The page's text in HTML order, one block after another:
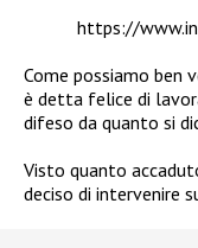
https://
Come possiamo ben
è detta felice di
difeso da quanto si
Visto quanto
deciso di intervenire